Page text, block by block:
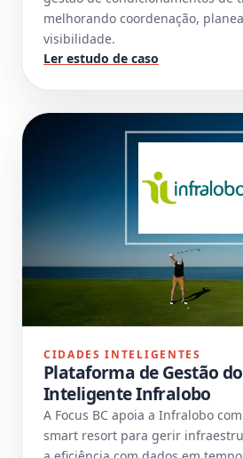
melhorando coordenação,
visibilidade.
Ler estudo de caso
CIDADES INTELIGENTES
Plataforma de Gestão
Inteligente Infralobo
A Focus BC apoia a Infralobo
smart resort para gerir